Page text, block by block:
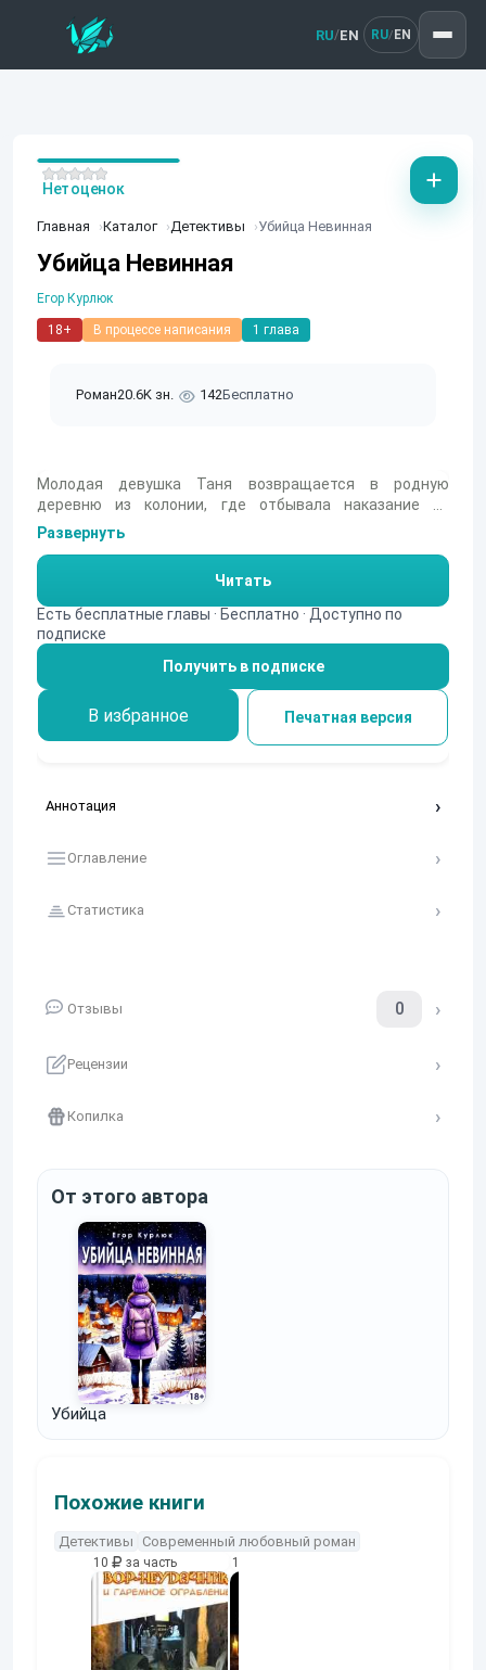
RU/EN RU/ EN
Главная Каталог Детективы Убийца Невинная
Убийца Невинная
Егор Курлюк
18+ В процессе написания 1 глава
Роман20.6K зн. 142Бесплатно
Нет оценок
Молодая девушка Таня возвращается в родную
деревню из колонии, где отбывала наказание за
убийство. Её задача восстановиться в университете,
найти работу и – самое главное – доказать свою
невиновность. Но как это сделать, если улики против
неё, а прямых свидетелей события нет? Девушку
пытаются поддержать родственники, подруги и новый
обаятельный сосед Ваня.
Развернуть
Читать
Есть бесплатные главы · Бесплатно · Доступно по
подписке
Получить в подписке
В избранное Печатная версия
Аннотация
Оглавление
Статистика
Отзывы 0
Рецензии
Копилка
От этого автора
Убийца
Похожие книги
Детективы Современный любовный роман
10 за часть 10